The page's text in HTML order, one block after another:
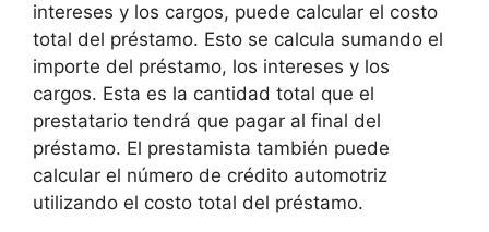
intereses y los cargos, puede calcular el costo
total del préstamo. Esto se calcula sumando el
importe del préstamo, los intereses y los
cargos. Esta es la cantidad total que el
prestatario tendrá que pagar al final del
préstamo. El prestamista también puede
calcular el número de crédito automotriz
utilizando el costo total del préstamo.